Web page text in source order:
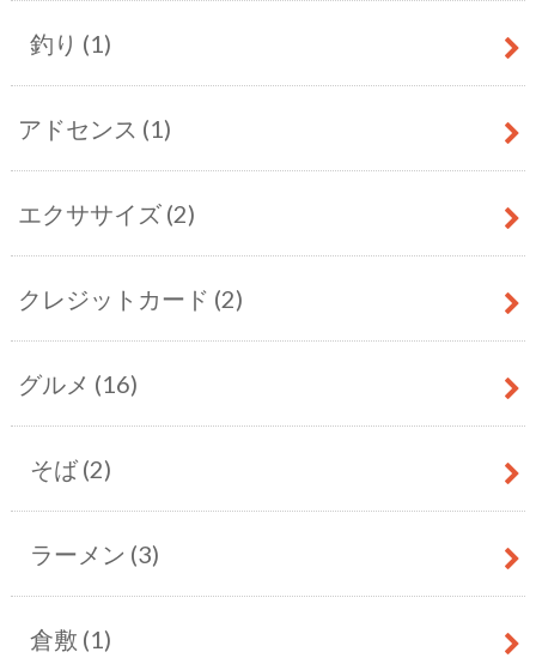
釣り (1)
アドセンス (1)
エクササイズ (2)
クレジットカード (2)
グルメ (16)
そば(2)
ラーメン (3)
倉敷 (1)